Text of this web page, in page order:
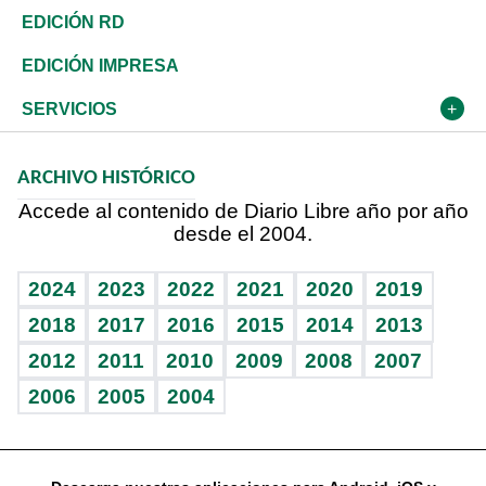
Ocenanía
Caribe
Resto del mundo
Telecom.
Global y variable
Economía personal
Sociales
Novedades
Podcast Arte Libre
Vida y familia
Eñe
Celebrando la vida
Sin complejos
En pocas palabras
Tenis
Olimpismo
Más deportes
BRV
TBT Deportivo
En Directo
Frente al Statu Quo
El Espía
Columnistas
Más firmas
Historia
Despertando al gigante
Cambio climático
Revista
Deportes
Opinión
Hecho en casa
Guía del dinero
EDICIÓN RD
EDICIÓN IMPRESA
SERVICIOS
Cumpleaños
Horóscopos
ARCHIVO HISTÓRICO
Accede al contenido de Diario Libre año por año
desde el 2004.
2024 2023 2022 2021 2020
2019
2018
2017 2016 2015 2014
2013
2012
2011 2010 2009 2008
2007
2006
2005 2004